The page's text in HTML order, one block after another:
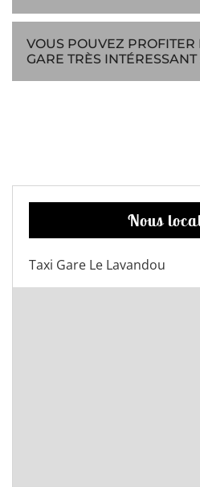
VOUS POUVEZ PROFITER
GARE TRÈS
Nous
Taxi Gare Le Lavandou